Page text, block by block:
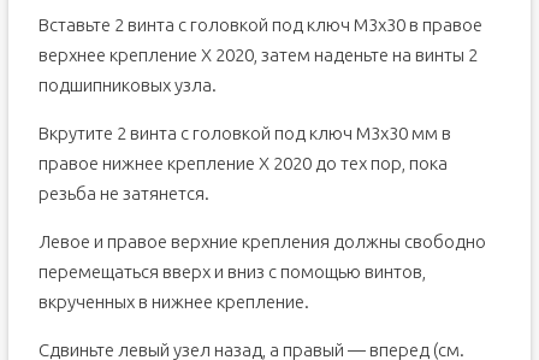
Вставьте 2 винта с головкой под ключ M3x30 в правое
верхнее крепление X 2020, затем наденьте на винты 2
подшипниковых узла.
Вкрутите 2 винта с головкой под ключ M3x30 мм в
правое нижнее крепление X 2020 до тех пор, пока
резьба не затянется.
Левое и правое верхние крепления должны свободно
перемещаться вверх и вниз с помощью винтов,
вкрученных в нижнее крепление.
Сдвиньте левый узел назад, а правый — вперед (см.